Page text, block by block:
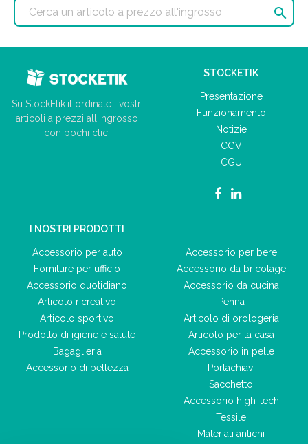

Su StockEtik.it ordinate i vostri
articoli a prezzi all'ingrosso
con pochi clic!
STOCKETIK
Presentazione
Funzionamento
Notizie
CGV
CGU
I NOSTRI PRODOTTI
Accessorio per auto
Forniture per ufficio
Accessorio quotidiano
Articolo ricreativo
Articolo sportivo
Prodotto di igiene e salute
Bagaglieria
Accessorio di bellezza
Accessorio per bere
Accessorio da bricolage
Accessorio da cucina
Penna
Articolo di orologeria
Articolo per la casa
Accessorio in pelle
Portachiavi
Sacchetto
Accessorio high-tech
Tessile
Materiali antichi